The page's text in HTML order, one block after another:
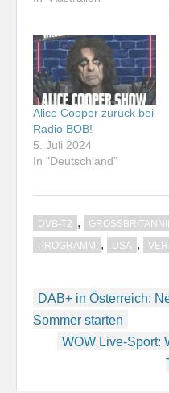
Alice Cooper zurück bei
Radio BOB!
5. Juli 2024
In "Deutschland"
DVB-T2 ,
PROGRAMM , USA ,
DAB+ in Österreich:
Sommer starten
WOW Live-Sport: